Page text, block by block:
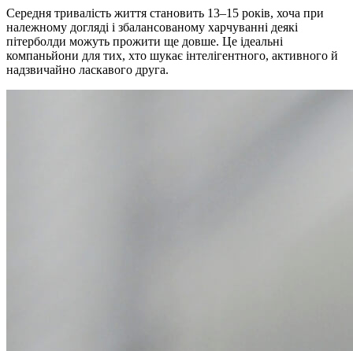
Середня тривалість життя становить 13–15 років, хоча при
належному догляді і збалансованому харчуванні деякі
пітерболди можуть прожити ще довше. Це ідеальні
компаньйони для тих, хто шукає інтелігентного, активного й
надзвичайно ласкавого друга.